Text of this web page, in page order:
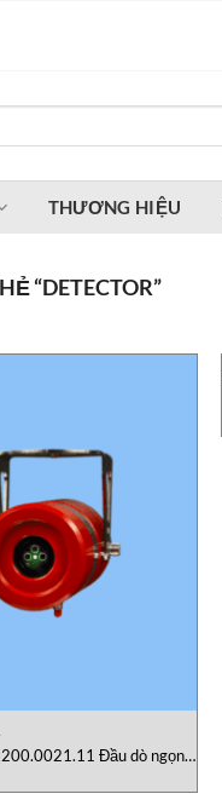
THƯƠNG HIỆU
“DETECTOR”
Đầu dò ngọn
Vietnam